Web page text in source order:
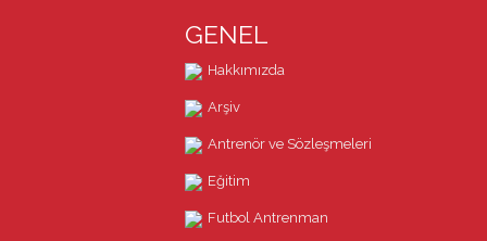
GENEL
Hakkımızda
Arşiv
Antrenör ve Sözleşmeleri
Eğitim
Futbol Antrenman